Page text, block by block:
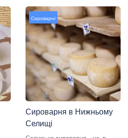
Сироварні
Сироварня в Нижньому
Селищі